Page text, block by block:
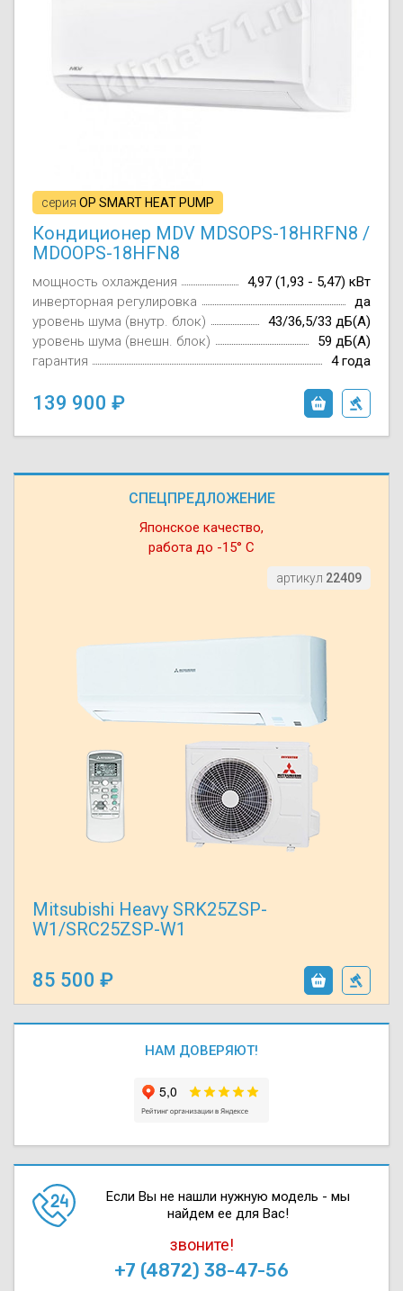
СПЕЦПРЕДЛОЖЕНИЕ
Японское качество,
работа до -15° С
артикул 22409
Mitsubishi Heavy SRK25ZSP-
W1/SRC25ZSP-W1
85 500
НАМ ДОВЕРЯЮТ!
Если Вы не нашли нужную модель - мы
найдем ее для Вас!
звоните!
+7 (4872) 38-47-56
серия OP SMART HEAT PUMP
Кондиционер MDV MDSOPS-18HRFN8 /
MDOOPS-18HFN8
мощность охлаждения
4,97 (1,93 - 5,47) кВт
инверторная регулировка
да
уровень шума (внутр. блок)
43/36,5/33 дБ(А)
уровень шума (внешн. блок)
59 дБ(А)
гарантия
4 года
139 900